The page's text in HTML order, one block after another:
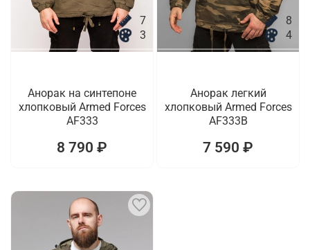
7
3
Анорак на синтепоне
хлопковый Armed Forces
AF333
8 790 ₽
8
4
Анорак легкий
хлопковый Armed Forces
AF333B
7 590 ₽